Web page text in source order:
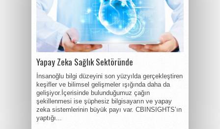
Yapay Zeka Sağlık Sektöründe
İnsanoğlu bilgi düzeyini son yüzyılda gerçekleştiren
keşifler ve bilimsel gelişmeler ışığında daha da
gelişiyor.İçerisinde bulunduğumuz çağın
şekillenmesi ise şüphesiz bilgisayarın ve yapay
zeka sistemlerinin büyük payı var. CBINSIGHTS’ın
yaptığı...